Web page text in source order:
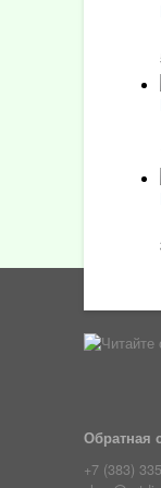
Обратная
+7 (383)